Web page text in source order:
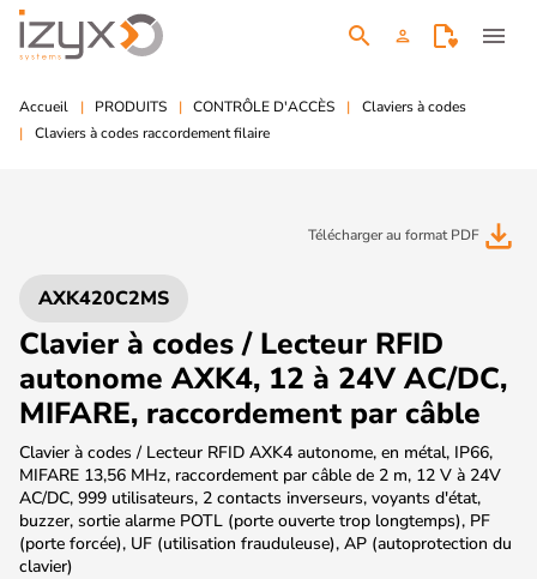
search person menu
Accueil PRODUITS CONTRÔLE D'ACCÈS
Claviers à codes
Claviers à codes raccordement filaire
Télécharger au format PDF file_download
AXK420C2MS
Clavier à codes / Lecteur RFID
autonome AXK4, 12 à 24V AC/DC,
MIFARE, raccordement par câble
Clavier à codes / Lecteur RFID AXK4 autonome, en métal, IP66,
MIFARE 13,56 MHz, raccordement par câble de 2 m, 12 V à 24V
AC/DC, 999 utilisateurs, 2 contacts inverseurs, voyants d'état,
buzzer, sortie alarme POTL (porte ouverte trop longtemps), PF
(porte forcée), UF (utilisation frauduleuse), AP (autoprotection du
clavier)